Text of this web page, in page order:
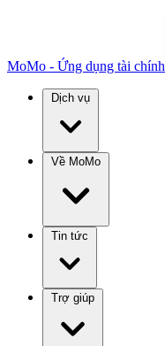
MoMo - Ứng dụng tài chính
Dịch vụ
Về MoMo
Tin tức
Trợ giúp